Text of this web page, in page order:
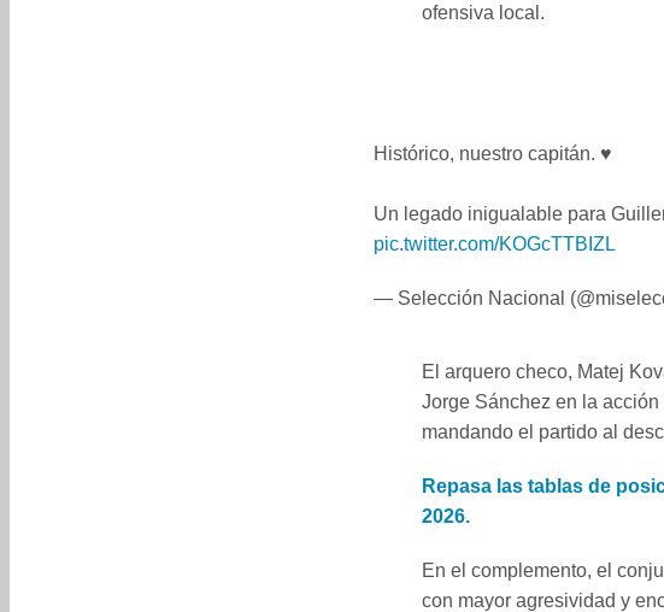
ofensiva local.
Histórico, nuestro capitán. ♥️
Un legado inigualable para
pic.twitter.com/KOGcTTBIZL
— Selección Nacional
El arquero checo, Matej
Jorge Sánchez en la
mandando el partido al
Repasa las tablas de
2026.
En el complemento, el
con mayor agresividad y